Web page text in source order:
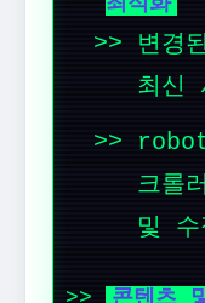
변경
최신
크롤
및 수